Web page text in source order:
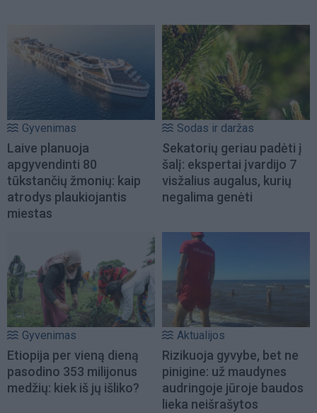
Gyvenimas
Laive planuoja
apgyvendinti 80
tūkstančių žmonių: kaip
atrodys plaukiojantis
miestas
Sodas ir daržas
Sekatorių geriau padėti į
šalį: ekspertai įvardijo 7
visžalius augalus, kurių
negalima genėti
Gyvenimas
Etiopija per vieną dieną
pasodino 353 milijonus
medžių: kiek iš jų išliko?
Aktualijos
Rizikuoja gyvybe, bet ne
pinigine: už maudynes
audringoje jūroje baudos
lieka neišrašytos